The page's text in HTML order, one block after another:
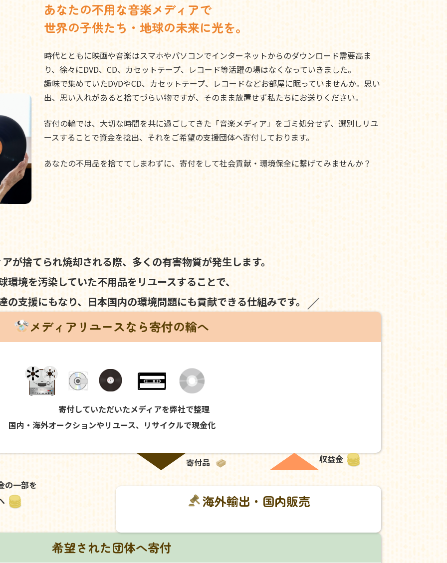
あなたの不用な音楽メディアで
世界の子供たち・地球の未来に光を。
時代とともに映画や音楽はスマホやパソコンでインターネットからのダウンロード需要高ま
り、徐々にDVD、CD、カセットテープ、レコード等活躍の場はなくなっていきました。
趣味で集めていたDVDやCD、カセットテープ、レコードなどお部屋に眠っていませんか。思い
出、思い入れがあると捨てづらい物ですが、そのまま放置せず私たちにお送りください。
寄付の輪では、大切な時間を共に過ごしてきた「音楽メディア」をゴミ処分せず、選別しリユ
ースすることで資金を捻出、それをご希望の支援団体へ寄付しております。
あなたの不用品を捨ててしまわずに、寄付をして社会貢献・環境保全に繋げてみませんか？
が捨てられ焼却される際、 多くの有害物質が発生します。
環境を汚染していた不用品を リユースすることで、
支援にもなり、 日本国内の環境問題にも貢献できる仕組みです。
メディアリユースなら寄付の輪へ
寄付していただいたメディアを弊社で整理
国内・海外オークションやリユース、リサイクルで現金化
の一部を
寄付品 収益金
海外輸出・国内販売
希望された団体へ寄付